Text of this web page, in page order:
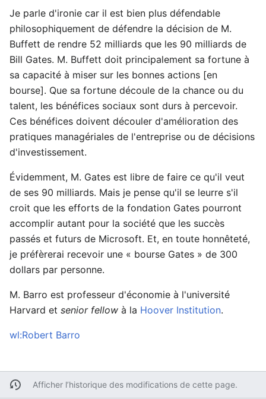
Je parle d'ironie car il est bien plus défendable
philosophiquement de défendre la décision de M.
Buffett de rendre 52 milliards que les 90 milliards de
Bill Gates. M. Buffett doit principalement sa fortune à
sa capacité à miser sur les bonnes actions [en
bourse]. Que sa fortune découle de la chance ou du
talent, les bénéfices sociaux sont durs à percevoir.
Ces bénéfices doivent découler d'amélioration des
pratiques managériales de l'entreprise ou de décisions
d'investissement.
Évidemment, M. Gates est libre de faire ce qu'il veut
de ses 90 milliards. Mais je pense qu'il se leurre s'il
croit que les efforts de la fondation Gates pourront
accomplir autant pour la société que les succès
passés et futurs de Microsoft. Et, en toute honnêteté,
je préfèrerai recevoir une « bourse Gates » de 300
dollars par personne.
M. Barro est professeur d'économie à l'université
Harvard et senior fellow à la Hoover Institution.
wl:Robert Barro
Afficher l’historique des modifications de cette page.